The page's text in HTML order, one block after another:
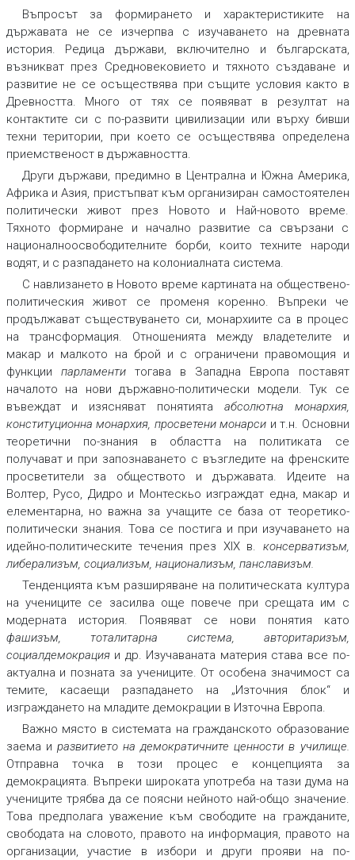
Въпросът за формирането и характеристиките на
държавата не се изчерпва с изучаването на древната
история. Редица държави, включително и българската,
възникват през Средновековието и тяхното създаване и
развитие не се осъществява при същите условия както в
Древността. Много от тях се появяват в резултат на
контактите си с по-развити цивилизации или върху бивши
техни територии, при което се осъществява определена
приемственост в държавността.
Други държави, предимно в Централна и Южна Америка,
Африка и Азия, пристъпват към организиран самостоятелен
политически живот през Новото и Най-новото време.
Тяхното формиране и начално развитие са свързани с
националноосвободителните борби, които техните народи
водят, и с разпадането на колониалната система.
С навлизането в Новото време картината на обществено-
политическия живот се променя коренно. Въпреки че
продължават съществуването си, монархиите са в процес
на трансформация. Отношенията между владетелите и
макар и малкото на брой и с ограничени правомощия и
функции парламенти тогава в Западна Европа поставят
началото на нови държавно-политически модели. Тук се
въвеждат и изясняват понятията абсолютна монархия,
конституционна монархия, просветени монарси и т.н. Основни
теоретични по-знания в областта на политиката се
получават и при запознаването с възгледите на френските
просветители за обществото и държавата. Идеите на
Волтер, Русо, Дидро и Монтескьо изграждат една, макар и
елементарна, но важна за учащите се база от теоретико-
политически знания. Това се постига и при изучаването на
идейно-политическите течения през ХІХ в. консерватизъм,
либерализъм, социализъм, национализъм, панславизъм
Тенденцията към разширяване на политическата култура
на учениците се засилва още повече при срещата им с
модерната история. Появяват се нови понятия като
фашизъм, тоталитарна система, авторитаризъм,
социалдемокрацияи др. Изучаваната материя става все по-
актуална и позната за учениците. От особена значимост са
темите, касаещи разпадането на „Източния блок“ и
изграждането на младите демокрации в Източна Европа.
Важно място в системата на гражданското образование
заема и развитието на демократичните ценности в училище
Отправна точка в този процес е концепцията за
демокрацията. Въпреки широката употреба на тази дума на
учениците трябва да се поясни нейното най-общо значение.
Това предполага уважение към свободите на гражданите,
свободата на словото, правото на информация, правото на
организации, участие в избори и други прояви на по-